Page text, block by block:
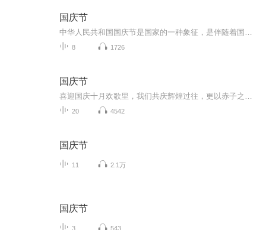
国庆节
8 1726
国庆节
20 4542
国庆节
11 2.1万
国庆节
3 543